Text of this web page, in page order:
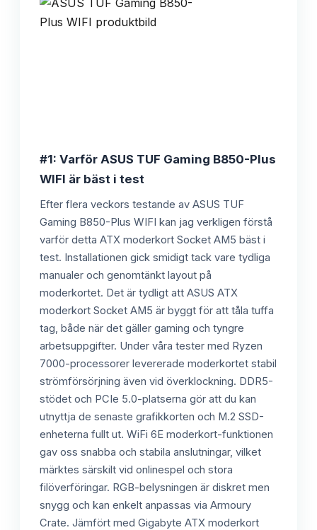
#1: Varför ASUS TUF Gaming B850-Plus
WIFI är bäst i test
Efter flera veckors testande av ASUS TUF
Gaming B850-Plus WIFI kan jag verkligen förstå
varför detta ATX moderkort Socket AM5 bäst i
test. Installationen gick smidigt tack vare tydliga
manualer och genomtänkt layout på
moderkortet. Det är tydligt att ASUS ATX
moderkort Socket AM5 är byggt för att tåla tuffa
tag, både när det gäller gaming och tyngre
arbetsuppgifter. Under våra tester med Ryzen
7000-processorer levererade moderkortet stabil
strömförsörjning även vid överklockning. DDR5-
stödet och PCIe 5.0-platserna gör att du kan
utnyttja de senaste grafikkorten och M.2 SSD-
enheterna fullt ut. WiFi 6E moderkort-funktionen
gav oss snabba och stabila anslutningar, vilket
märktes särskilt vid onlinespel och stora
filöverföringar. RGB-belysningen är diskret men
snygg och kan enkelt anpassas via Armoury
Crate. Jämfört med Gigabyte ATX moderkort